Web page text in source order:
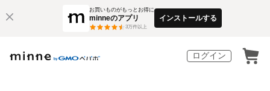
お買いものがもっとお得に
minneのアプリ
3万件以上
インストールする
ログイン